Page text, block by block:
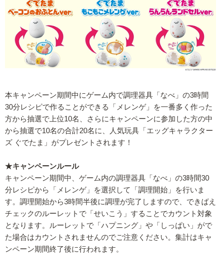
本キャンペーン期間中にゲーム内で調理器具「なべ」の3時間
30分レシピで作ることができる「メレンゲ」を一番多く作った
方から抽選で上位10名、さらにキャンペーンに参加した方の中
から抽選で10名の合計20名に、人気玩具「エッグキャラクター
ズ ぐでたま」がプレゼントされます！
★キャンペーンルール
キャンペーン期間中、ゲーム内の調理器具「なべ」の3時間30
分レシピから「メレンゲ」を選択して「調理開始」を行いま
す。調理開始から3時間半後に調理が完了しますので、できばえ
チェックのルーレットで「せいこう」することでカウント対象
となります。ルーレットで「ハプニング」や「しっぱい」がで
た場合はカウントされませんのでご注意ください。集計はキャ
ンペーン期間終了後に行われます。